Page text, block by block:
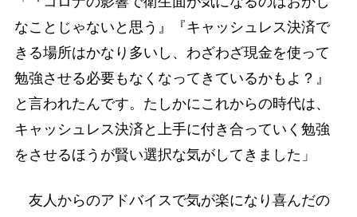
なことじゃないと思う』『キャッシュレス決済で
きる場所はかなり多いし、わざわざ現金を使って
勉強させる必要もなくなってきているかもよ？』
と言われたんです。たしかにこれからの時代は、
キャッシュレス決済と上手に付き合っていく勉強
をさせるほうが賢い選択な気がしてきました」
友人からのアドバイスで気が楽になり喜んだの